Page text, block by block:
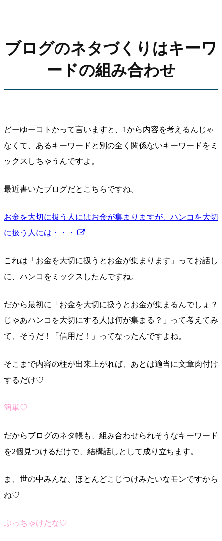
ブログのネタづくりはキーワ
ードの組み合わせ
どーゆーコトかって言いますと、1から内容を考えるんじゃ
なくて、あるキーワードと別の全く関係ないキーワードをミ
ックスしちゃうんですよ。
最近書いたブログだとこちらですね。
お金を大切に扱う人にはお金が集まりますが、ハンコを大切
に扱う人には・・・
これは「お金を大切に扱うとお金が集まります」ってお話し
に、ハンコをミックスしたんですね。
だから最初に「お金を大切に扱うとお金が集まるんでしょ？
じゃあハンコを大切にする人は何が集まる？」って考えてみ
て、そうだ！「信用だ！」ってなったんですよね。
そこまで内容の柱が出来上がれば、あとは適当に文章肉付け
するだけ♡
簡単♡
だからブログのネタ帳も、組み合わせられそうなキーワード
を2個見つけるだけで、結構話しとして成り立ちます。
ま、世の中みんな、ほとんどこじつけみたいなモンですから
ね♡
ぶっちゃけたな♡